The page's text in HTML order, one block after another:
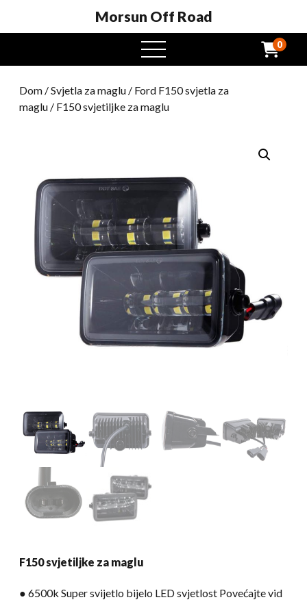
Morsun Off Road
Otvoreni
izbornik
0
Dom /Svjetla za maglu / Ford F150 svjetla za
maglu / F150 svjetiljke za maglu
F150 svjetiljke za maglu
● 6500k Super svijetlo bijelo LED svjetlost Povećajte vid